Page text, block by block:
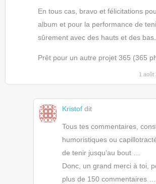
En tous cas, bravo et félicitations
album et pour la performance de
sûrement avec des hauts et des bas.
Prêt pour un autre projet 365 (365
1 août
Kristof dit
Tous tes commentaires,
humoristiques ou
de tenir jusqu’au bout …
Donc, un grand merci à toi,
plus de 150 commentaires